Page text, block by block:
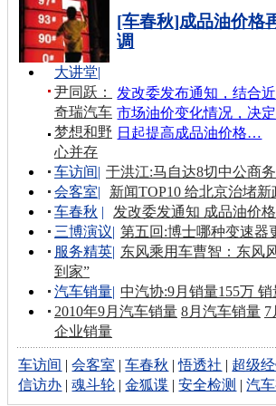
[车春秋]成品油价格
调
发改委发布通知，结合
市场油价变化情况，决
日起提高成品油价格…
大讲堂|
尹同跃：
奇瑞汽车
梦想和野
心并存
车访间| 于洪江:马自达8切中公商
会客室|
新闻TOP10 给北京治堵
车春秋 |
发改委发通知 成品油价
三博演议| 第五回:博士哪种变速器
服务精英| 东风乘用车曹智：东风
到家”
汽车销量| 中汽协:9月销量155万
2010年9月汽车销量 8月汽车销量 7
企业销量
车访间 |会客室 |车春秋 |悟透社 | 超级
信访办 |魂斗轮 |金狐谍 |安全检测 |汽